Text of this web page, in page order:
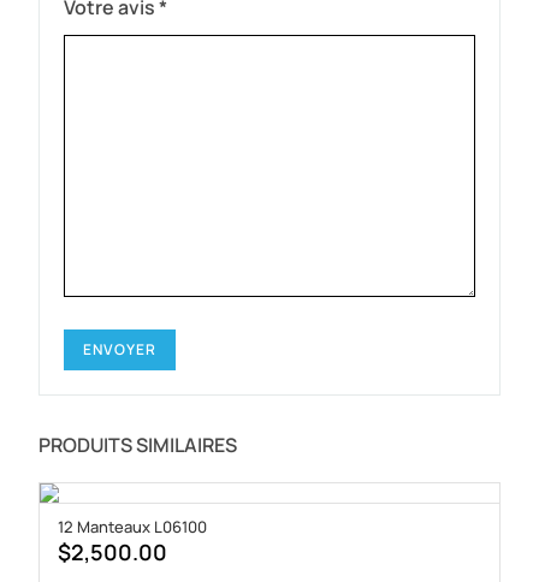
Votre avis*
PRODUITS SIMILAIRES
12 Manteaux L06100
$2,500.00